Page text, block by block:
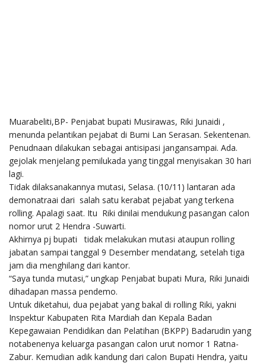
Muarabeliti,BP- Penjabat bupati Musirawas, Riki Junaidi ,
menunda pelantikan pejabat di Bumi Lan Serasan. Sekentenan.
Penudnaan dilakukan sebagai antisipasi jangansampai. Ada.
gejolak menjelang pemilukada yang tinggal menyisakan 30 hari
lagi.
Tidak dilaksanakannya mutasi, Selasa. (10/11) lantaran ada
demonatraai dari salah satu kerabat pejabat yang terkena
rolling. Apalagi saat. Itu Riki dinilai mendukung pasangan calon
nomor urut 2 Hendra -Suwarti.
Akhirnya pj bupati tidak melakukan mutasi ataupun rolling
jabatan sampai tanggal 9 Desember mendatang, setelah tiga
jam dia menghilang dari kantor.
“Saya tunda mutasi,” ungkap Penjabat bupati Mura, Riki Junaidi
dihadapan massa pendemo.
Untuk diketahui, dua pejabat yang bakal di rolling Riki, yakni
Inspektur Kabupaten Rita Mardiah dan Kepala Badan
Kepegawaian Pendidikan dan Pelatihan (BKPP) Badarudin yang
notabenenya keluarga pasangan calon urut nomor 1 Ratna-
Zabur. Kemudian adik kandung dari calon Bupati Hendra, yaitu